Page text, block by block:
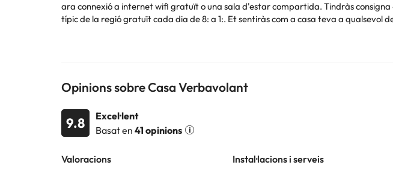
ara connexió a internet wifi gratuït o una sala d'estar compartida. Tindràs
típic de la regió gratuït cada dia de 8: a 1:. Et sentiràs com a casa teva a qualsevol
edredó de plomes i roba de llit d'alta qualitat per descansar plàcidament.
Pots consultar les tarifes directament a l'establiment
subjecta a canvis de l'allotjament.
Alguns dels serveis detallats poden ser de pagament. Podeu consultar les
per part de l'allotjament. Si tens dubtes, contacta'ns.
Opinions sobre Casa Verbavolant
9.8
Excel·lent
Basat en 41 opinions